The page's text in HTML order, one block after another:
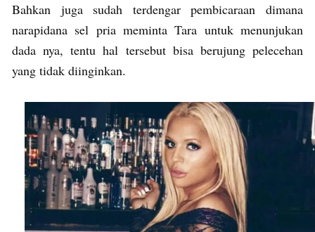
Bahkan juga sudah terdengar pembicaraan dimana
narapidana sel pria meminta Tara untuk menunjukan
dada nya, tentu hal tersebut bisa berujung pelecehan
yang tidak diinginkan.